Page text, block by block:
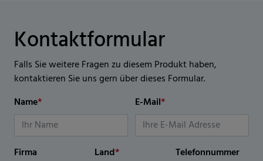
Kontaktformular
Falls Sie weitere Fragen zu diesem Produkt haben,
kontaktieren Sie uns gern über dieses Formular.
Name* E-Mail*
Firma Land* Telefonnummer